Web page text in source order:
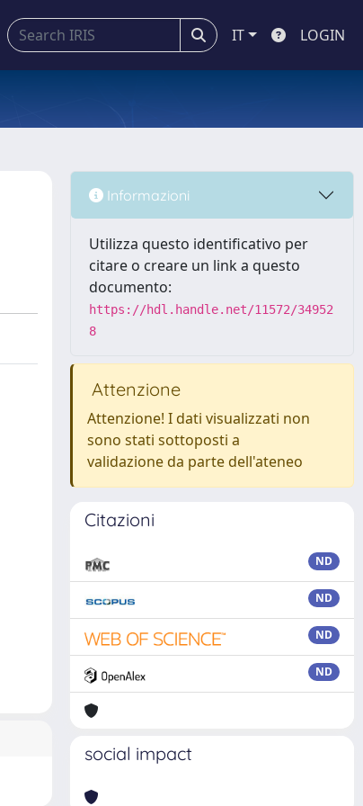
IT LOGIN
Informazioni
Utilizza questo identificativo per
citare o creare un link a questo
documento:
https://hdl.handle.net/11572/34952
8
Attenzione
Attenzione! I dati visualizzati non
sono stati sottoposti a
validazione da parte dell'ateneo
Citazioni
ND
ND
ND
ND
social impact